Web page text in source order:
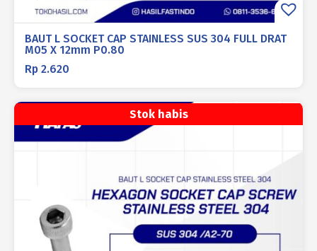
BAUT L SOCKET CAP STAINLESS SUS 304 FULL DRAT
M05 X 12mm P0.80
Rp 2.620
Stok habis